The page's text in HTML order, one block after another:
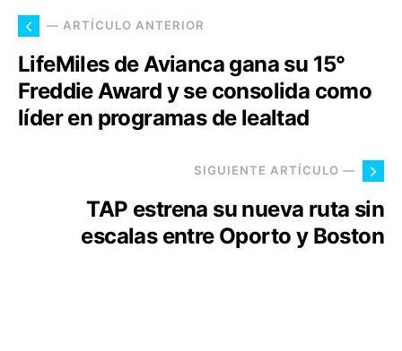
— ARTÍCULO ANTERIOR
LifeMiles de Avianca gana su 15°
Freddie Award y se consolida como
líder en programas de lealtad
SIGUIENTE ARTÍCULO —
TAP estrena su nueva ruta sin
escalas entre Oporto y Boston